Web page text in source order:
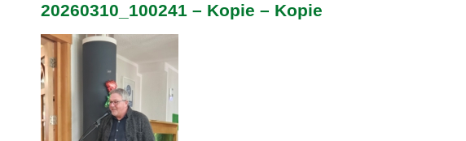
20260310_100241 – Kopie – Kopie